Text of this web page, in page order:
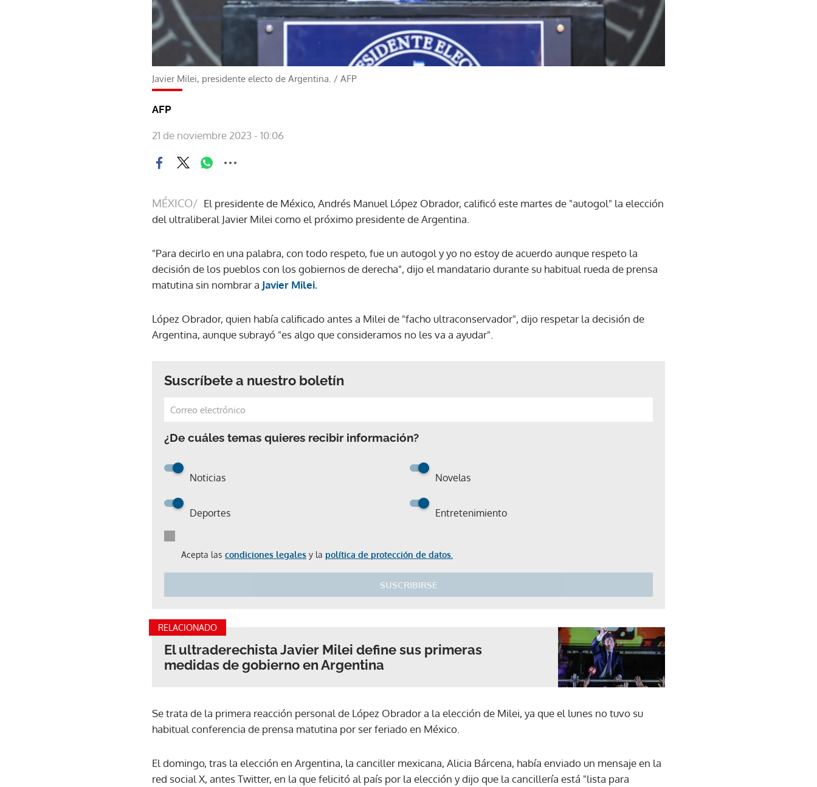
Javier Milei, presidente electo de Argentina. / AFP
AFP
21 de noviembre 2023 - 10:06
MÉXICO/ El presidente de México, Andrés Manuel López Obrador, calificó este martes de "autogol" la elección
del ultraliberal Javier Milei como el próximo presidente de Argentina.
"Para decirlo en una palabra, con todo respeto, fue un autogol y yo no estoy de acuerdo aunque respeto la
decisión de los pueblos con los gobiernos de derecha", dijo el mandatario durante su habitual rueda de prensa
matutina sin nombrar a Javier Milei.
López Obrador, quien había calificado antes a Milei de "facho ultraconservador", dijo respetar la decisión de
Argentina, aunque subrayó "es algo que consideramos no les va a ayudar".
Suscríbete a nuestro boletín
¿De cuáles temas quieres recibir información?
Noticias Novelas
Deportes Entretenimiento
Acepta las condiciones legales y la política de protección de datos.
SUSCRIBIRSE
RELACIONADO
El ultraderechista Javier Milei define sus primeras
medidas de gobierno en Argentina
Se trata de la primera reacción personal de López Obrador a la elección de Milei, ya que el lunes no tuvo su
habitual conferencia de prensa matutina por ser feriado en México.
El domingo, tras la elección en Argentina, la canciller mexicana, Alicia Bárcena, había enviado un mensaje en la
red social X, antes Twitter, en la que felicitó al país por la elección y dijo que la cancillería está "lista para